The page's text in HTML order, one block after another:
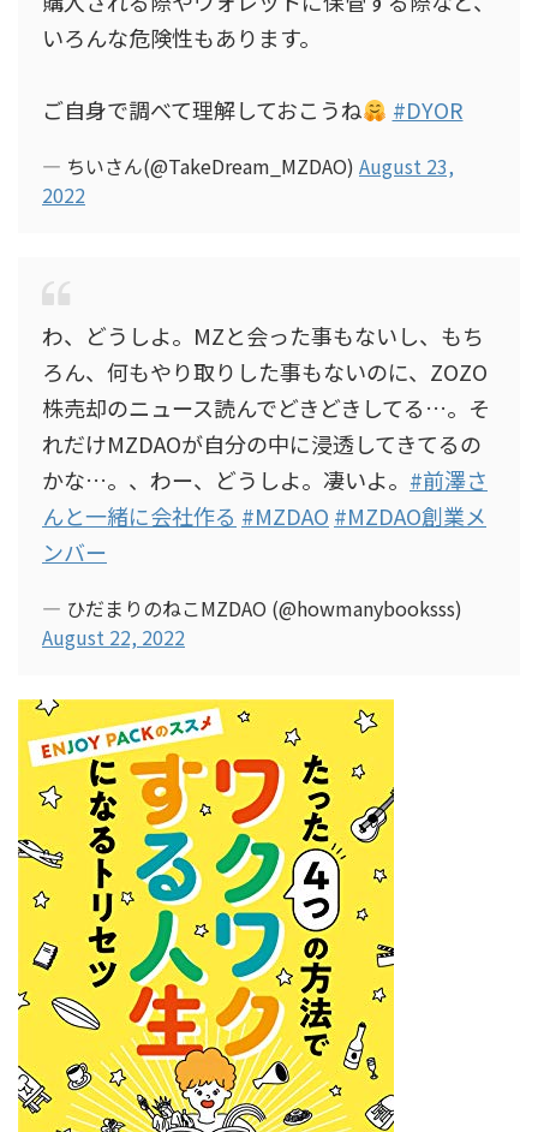
いろんな危険性もあります。
ご自身で調べて理解しておこうね #DYOR
— ちいさん(@TakeDream_MZDAO) August 23,
2022
わ、どうしよ。MZと会った事もないし、もち
ろん、何もやり取りした事もないのに、ZOZO
株売却のニュース読んでどきどきしてる…。そ
れだけMZDAOが自分の中に浸透してきてるの
かな…。、わー、どうしよ。凄いよ。 #前澤さ
んと一緒に会社作る #MZDAO #MZDAO創業メ
ンバー
— ひだまりのねこMZDAO (@howmanybooksss)
August 22, 2022